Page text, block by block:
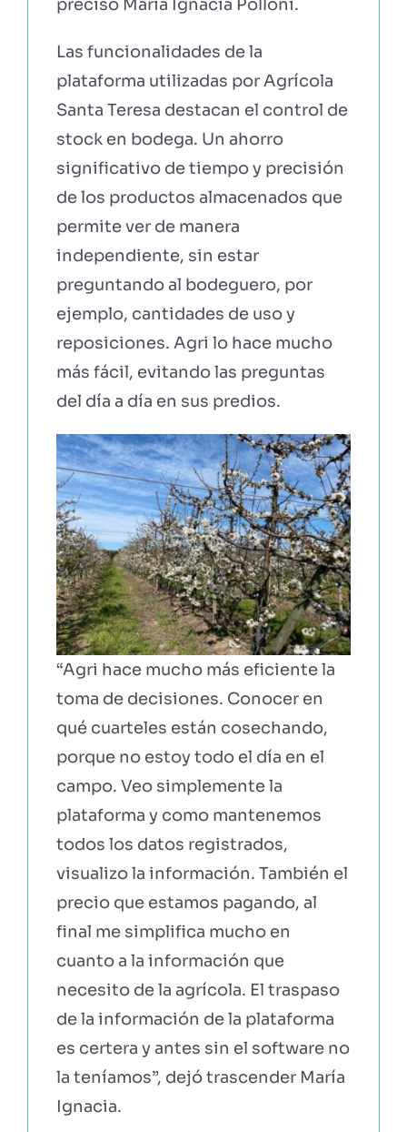
precisó María Ignacia Polloni.
Las funcionalidades de la
plataforma utilizadas por Agrícola
Santa Teresa destacan el control de
stock en bodega. Un ahorro
significativo de tiempo y precisión
de los productos almacenados que
permite ver de manera
independiente, sin estar
preguntando al bodeguero, por
ejemplo, cantidades de uso y
reposiciones. Agri lo hace mucho
más fácil, evitando las preguntas
del día a día en sus predios.
“Agri hace mucho más eficiente la
toma de decisiones. Conocer en
qué cuarteles están cosechando,
porque no estoy todo el día en el
campo. Veo simplemente la
plataforma y como mantenemos
todos los datos registrados,
visualizo la información. También el
precio que estamos pagando, al
final me simplifica mucho en
cuanto a la información que
necesito de la agrícola. El traspaso
de la información de la plataforma
es certera y antes sin el software no
la teníamos”, dejó trascender María
Ignacia.